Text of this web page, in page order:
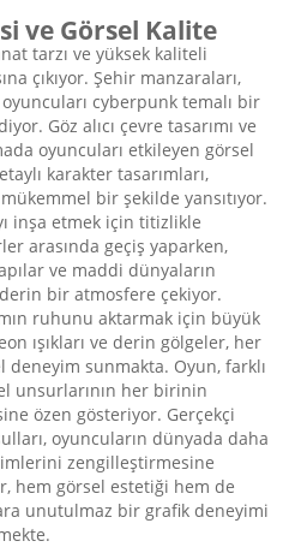
ve Görsel Kalite
tarzı ve yüksek kaliteli
çıkıyor. Şehir manzaraları,
cyberpunk temalı bir
Göz alıcı çevre tasarımı ve
oyuncuları etkileyen görsel
karakter tasarımları,
bir şekilde yansıtıyor.
inşa etmek için titizlikle
arasında geçiş yaparken,
ve maddi dünyaların
derin bir atmosfere çekiyor.
ruhunu aktarmak için büyük
ışıkları ve derin gölgeler, her
sunmakta. Oyun, farklı
unsurlarının her birinin
özen gösteriyor. Gerçekçi
oyuncuların dünyada daha
zengilleştirmesine
hem görsel estetiği hem de
unutulmaz bir grafik deneyimi